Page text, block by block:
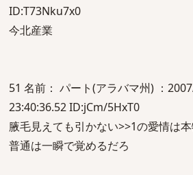
ID:T73Nku7x0
今北産業
51 名前： パート(アラバマ州) ：
23:40:36.52 ID:jCm/5HxT0
腋毛見えても引かない>>1の愛情は
普通は一瞬で覚めるだろ